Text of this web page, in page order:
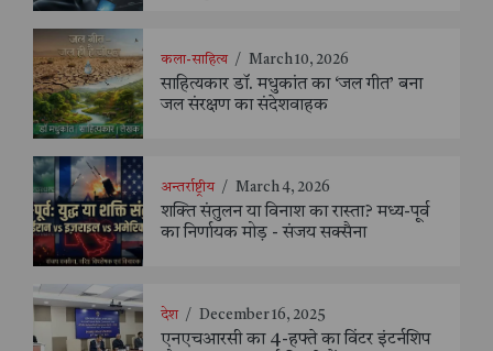
कला-साहित्य / March 10, 2026
साहित्यकार डॉ. मधुकांत का ‘जल गीत’ बना
जल संरक्षण का संदेशवाहक
अन्तर्राष्ट्रीय / March 4, 2026
शक्ति संतुलन या विनाश का रास्ता? मध्य-पूर्व
का निर्णायक मोड़ - संजय सक्सैना
देश / December 16, 2025
एनएचआरसी का 4-हफ्ते का विंटर इंटर्नशिप